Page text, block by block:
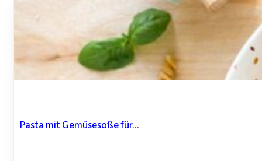
Pasta mit Gemüsesoße für...